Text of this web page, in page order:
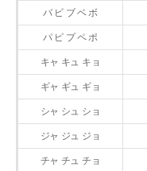
バ ビ ブ ベ ボ
パ ピ プ ペ ポ
キャ キュ キョ
ギャ ギュ ギョ
シャ シュ ショ
ジャ ジュ ジョ
チャ チュ チョ